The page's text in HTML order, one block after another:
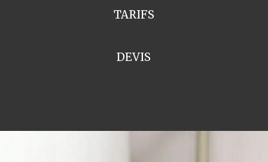
TARIFS
DEVIS